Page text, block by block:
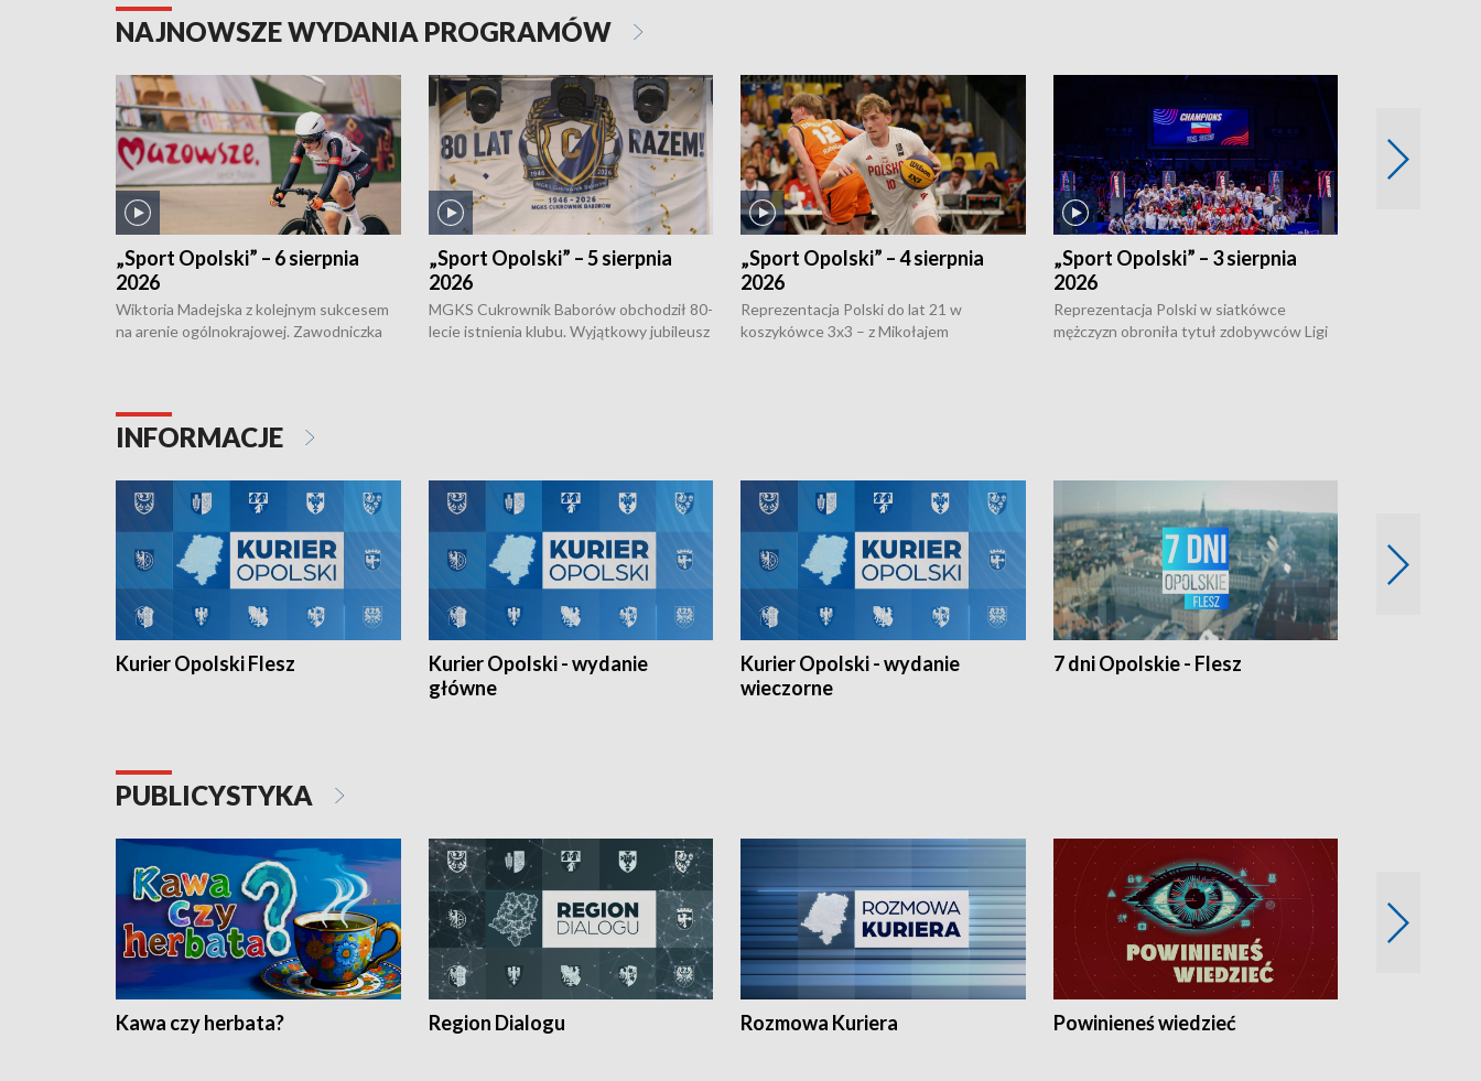
NAJNOWSZE WYDANIA PROGRAMÓW
„Sport Opolski” – 6 sierpnia
2026
Wiktoria Madejska z kolejnym sukcesem
na arenie ogólnokrajowej. Zawodniczka
torowym.
„Sport Opolski” – 5 sierpnia
2026
MGKS Cukrownik Baborów obchodził 80-
lecie istnienia klubu. Wyjątkowy jubileusz
„Sport Opolski” – 4 sierpnia
2026
Reprezentacja Polski do lat 21 w
koszykówce 3x3 – z Mikołajem
„Sport Opolski” – 3 sierpnia
2026
Reprezentacja Polski w siatkówce
mężczyzn obroniła tytuł zdobywców Ligi
INFORMACJE
Kurier Opolski Flesz
Kurier Opolski - wydanie
główne
Kurier Opolski - wydanie
wieczorne
7 dni Opolskie - Flesz
PUBLICYSTYKA
Kawa czy herbata? Region Dialogu Rozmowa Kuriera Powinieneś wiedzieć